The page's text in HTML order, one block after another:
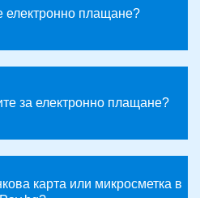
електронно плащане?
за електронно плащане?
карта или микросметка в